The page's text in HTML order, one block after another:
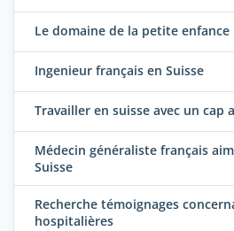
Le domaine de la petite enfance
Ingenieur français en Suisse
Travailler en suisse avec un cap
Médecin généraliste français
Suisse
Recherche témoignages
hospitalières